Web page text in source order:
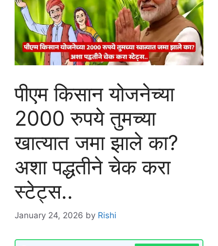
पीएम किसान योजनेच्या
2000 रुपये तुमच्या
खात्यात जमा झाले का?
अशा पद्धतीने चेक करा
स्टेट्स..
January 24, 2026 by Rishi